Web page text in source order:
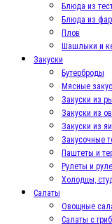
Блюда из
Блюда из
Плов
Шашлыки и
Закуски
Бутерброды
Мясные
Закуски из
Закуски из
Закуски из
Закусочные
Паштеты и
Рулеты и
Холодцы,
Салаты
Овощные
Салаты с